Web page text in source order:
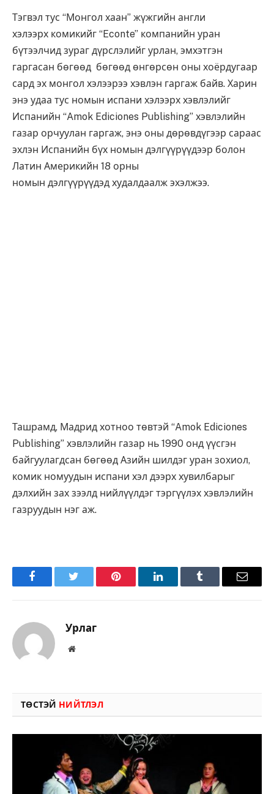
Тэгвэл тус “Монгол хаан” жүжгийн англи
хэлээрх комикийг “Econte” компанийн уран
бүтээлчид зураг дүрслэлийг урлан, эмхэтгэн
гаргасан бөгөөд бөгөөд өнгөрсөн оны хоёрдугаар
сард эх монгол хэлээрээ хэвлэн гаргаж байв. Харин
энэ удаа тус номын испани хэлээрх хэвлэлийг
Испанийн “Amok Ediciones Publishing” хэвлэлийн
газар орчуулан гаргаж, энэ оны дөрөвдүгээр сараас
эхлэн Испанийн бүх номын дэлгүүрүүдээр болон
Латин Америкийн 18 орны
номын дэлгүүрүүдэд худалдаалж эхэлжээ.
Ташрамд, Мадрид хотноо төвтэй “Amok Ediciones
Publishing” хэвлэлийн газар нь 1990 онд үүсгэн
байгуулагдсан бөгөөд Азийн шилдэг уран зохиол,
комик номуудын испани хэл дээрх хувилбарыг
дэлхийн зах зээлд нийлүүлдэг тэргүүлэх хэвлэлийн
газруудын нэг аж.
FacebookTwitter Pinterest LinkedInTumblr Имэйл
Урлаг
Вэбсайт
ТӨСТЭЙ НИЙТЛЭЛ